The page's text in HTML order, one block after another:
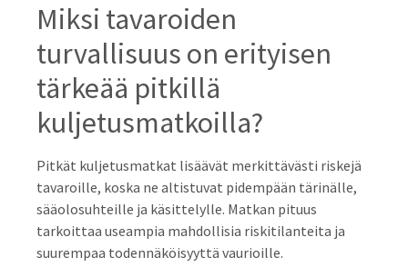
Miksi tavaroiden
turvallisuus on erityisen
tärkeää pitkillä
kuljetusmatkoilla?
Pitkät kuljetusmatkat lisäävät merkittävästi riskejä
tavaroille, koska ne altistuvat pidempään tärinälle,
sääolosuhteille ja käsittelylle. Matkan pituus
tarkoittaa useampia mahdollisia riskitilanteita ja
suurempaa todennäköisyyttä vaurioille.